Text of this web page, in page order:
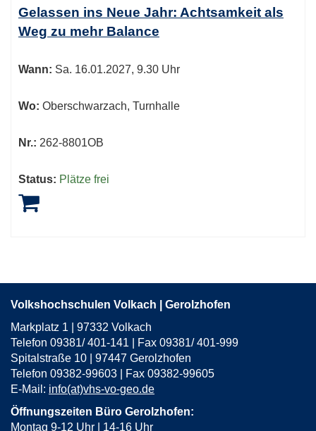
Tabellenüberschriften
können
sortiert
Gelassen ins Neue Jahr: Achtsamkeit als
Weg zu mehr Balance
Wann: Sa. 16.01.2027, 9.30 Uhr
Wo: Oberschwarzach, Turnhalle
Nr.: 262-8801OB
Status: Plätze frei
Volkshochschulen Volkach | Gerolzhofen
Markplatz 1 | 97332 Volkach
Telefon 09381/ 401-141 | Fax 09381/ 401-999
Spitalstraße 10 | 97447 Gerolzhofen
Telefon 09382-99603 | Fax 09382-99605
E-Mail: info(at)vhs-vo-geo.de
Öffnungszeiten Büro Gerolzhofen:
Montag 9-12 Uhr | 14-16 Uhr